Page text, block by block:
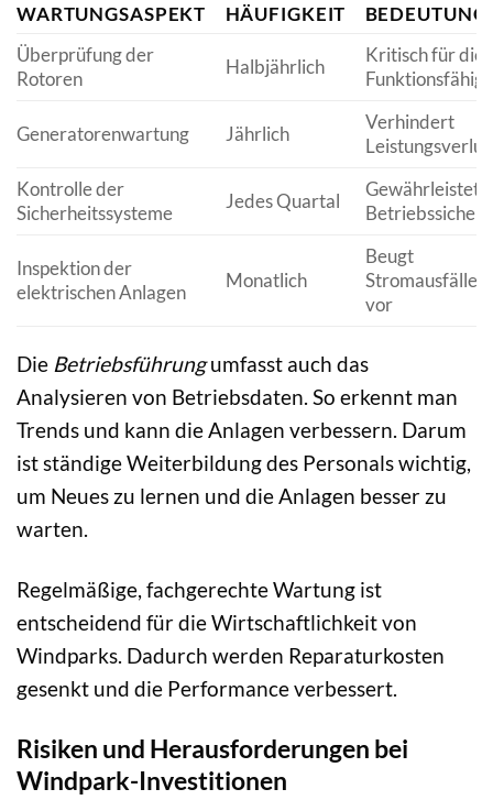
WARTUNGSASPEKT HÄUFIGKEIT
BEDEUTUNG
Überprüfung der
Rotoren
Halbjährlich
Kritisch für die
Generatorenwartung Jährlich
Verhindert
Kontrolle der
Sicherheitssysteme
Jedes Quartal
Gewährleistet
Inspektion der
elektrischen Anlagen
Monatlich
Beugt
Stromausfällen
vor
Die Betriebsführungumfasst auch das
Analysieren von Betriebsdaten. So erkennt man
Trends und kann die Anlagen verbessern. Darum
ist ständige Weiterbildung des Personals wichtig,
um Neues zu lernen und die Anlagen besser zu
warten.
Regelmäßige, fachgerechte Wartung ist
entscheidend für die Wirtschaftlichkeit von
Windparks. Dadurch werden Reparaturkosten
gesenkt und die Performance verbessert.
Risiken und Herausforderungen bei
Windpark-Investitionen